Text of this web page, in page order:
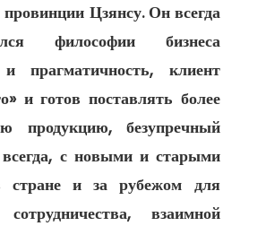
Цзянсу. Он всегда
философии бизнеса
и прагматичность, клиент
и готов поставлять более
продукцию, безупречный
всегда, с новыми и старыми
стране и за рубежом для
сотрудничества, взаимной